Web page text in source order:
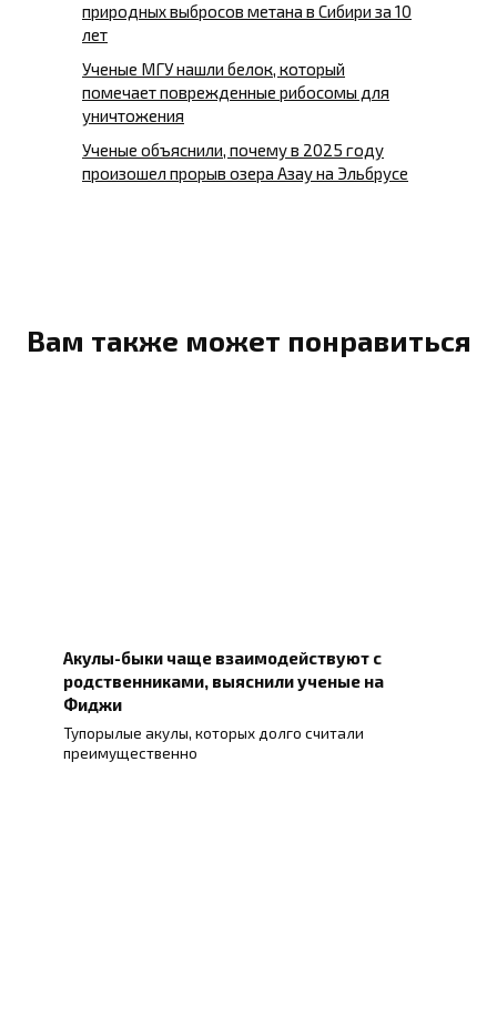
природных выбросов метана в Сибири за 10
лет
Ученые МГУ нашли белок, который
помечает поврежденные рибосомы для
уничтожения
Ученые объяснили, почему в 2025 году
произошел прорыв озера Азау на Эльбрусе
Вам также может понравиться
Акулы-быки чаще взаимодействуют с
родственниками, выяснили ученые на
Фиджи
Тупорылые акулы, которых долго считали
преимущественно